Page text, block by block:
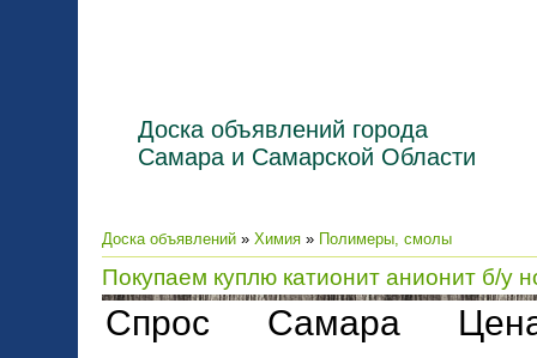
Доска объявлений города
Самара и Самарской Области
Доска объявлений » Химия » Полимеры, смолы
Покупаем куплю катионит анионит б/у
Спрос Самара Цена